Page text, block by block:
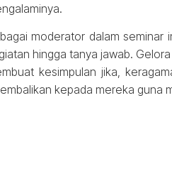
moderator dalam seminar
hingga tanya jawab.
kesimpulan jika,
kepada mereka guna